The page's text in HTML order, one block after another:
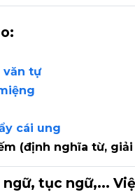
văn tự
cái ung
(định nghĩa từ,
tục ngữ,...